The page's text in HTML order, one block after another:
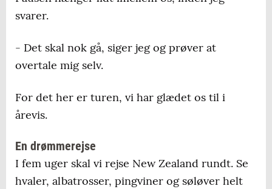
svarer.
- Det skal nok gå, siger jeg og prøver at
overtale mig selv.
For det her er turen, vi har glædet os til i
årevis.
En drømmerejse
I fem uger skal vi rejse New Zealand rundt. Se
hvaler, albatrosser, pingviner og søløver helt